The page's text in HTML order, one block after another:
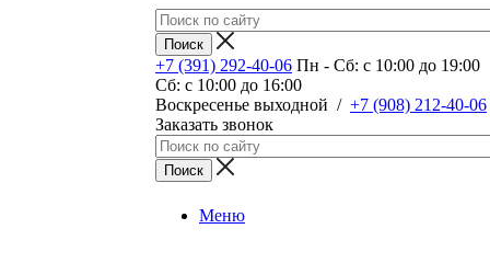
+7 (391) 292-40-06 Пн - Сб: c 10:00 до 19:00
Сб: c 10:00 до 16:00
​Воскресенье выходной / +7 (908) 212-40-06
Заказать звонок
Меню